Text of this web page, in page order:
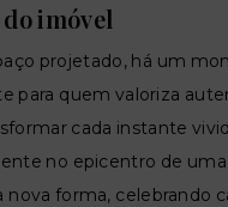
imóvel
projetado, há um
para quem valoriza
cada instante
no epicentro de
nova forma, celebrando